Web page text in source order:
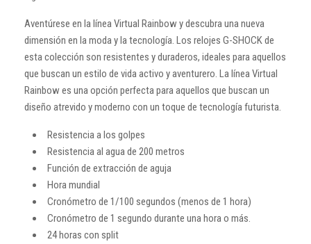
Aventúrese en la línea Virtual Rainbow y descubra una nueva
dimensión en la moda y la tecnología. Los relojes G-SHOCK de
esta colección son resistentes y duraderos, ideales para aquellos
que buscan un estilo de vida activo y aventurero. La línea Virtual
Rainbow es una opción perfecta para aquellos que buscan un
diseño atrevido y moderno con un toque de tecnología futurista.
Resistencia a los golpes
Resistencia al agua de 200 metros
Función de extracción de aguja
Hora mundial
Cronómetro de 1/100 segundos (menos de 1 hora)
Cronómetro de 1 segundo durante una hora o más.
24 horas con split